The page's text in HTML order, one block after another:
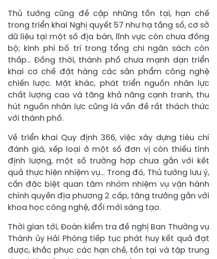
Thủ tướng cũng đề cập những tồn tại, hạn chế
trong triển khai Nghị quyết 57 như hạ tầng số, cơ sở
dữ liệu tại một số địa bàn, lĩnh vực còn chưa đồng
bộ; kinh phí bố trí trong tổng chi ngân sách còn
thấp… Đồng thời, thành phố chưa mạnh dạn triển
khai cơ chế đặt hàng các sản phẩm công nghệ
chiến lược. Mặt khác, phát triển nguồn nhân lực
chất lượng cao và tăng khả năng cạnh tranh, thu
hút nguồn nhân lực cũng là vấn đề rất thách thức
với thành phố.
Về triển khai Quy định 366, việc xây dựng tiêu chí
đánh giá, xếp loại ở một số đơn vị còn thiếu tính
định lượng, một số trường hợp chưa gắn với kết
quả thực hiện nhiệm vụ… Trong đó, Thủ tướng lưu ý,
cần đặc biệt quan tâm nhóm nhiệm vụ vận hành
chính quyền địa phương 2 cấp, tăng trưởng gắn với
khoa học công nghệ, đổi mới sáng tạo.
Thời gian tới, Đoàn kiểm tra đề nghị Ban Thường vụ
Thành ủy Hải Phòng tiếp tục phát huy kết quả đạt
được, khắc phục các hạn chế, tồn tại và tập trung